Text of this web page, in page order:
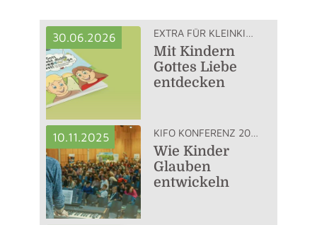
30.06.2026 EXTRA FÜR KLEINKINDER
Mit Kindern
Gottes Liebe
entdecken
10.11.2025 KIFO KONFERENZ 2025
Wie Kinder
Glauben
entwickeln